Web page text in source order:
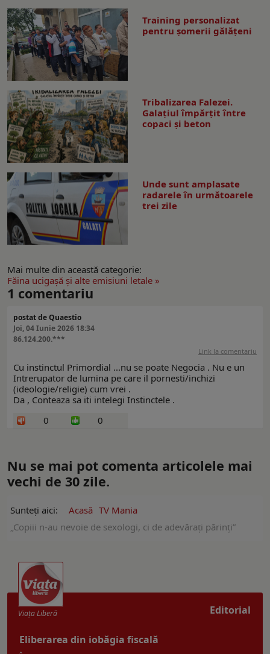
Training personalizat
pentru șomerii gălățeni
Tribalizarea Falezei.
Galațiul împărțit între
copaci și beton
Unde sunt amplasate
radarele în următoarele
trei zile
Mai multe din această categorie:
Făina ucigaşă şi alte emisiuni letale »
1 comentariu
postat de Quaestio
Joi, 04 Iunie 2026 18:34
86.124.200.***
Link la comentariu
Cu instinctul Primordial ...nu se poate Negocia . Nu e un
Intrerupator de lumina pe care il pornesti/inchizi
(ideologie/religie) cum vrei .
Da , Conteaza sa iti intelegi Instinctele .
0
0
Nu se mai pot comenta articolele mai
vechi de 30 zile.
Sunteți aici: Acasă TV Mania
„Copiii n-au nevoie de sexologi, ci de adevărați părinți”
Editorial
Viaţa Liberă
Eliberarea din iobăgia fiscală